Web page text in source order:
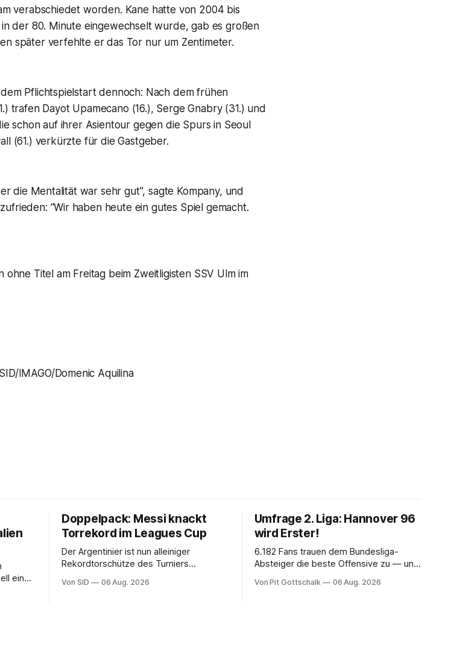
verabschiedet worden. Kane hatte von 2004 bis
der 80. Minute eingewechselt wurde, gab es großen
später verfehlte er das Tor nur um Zentimeter.
Pflichtspielstart dennoch: Nach dem frühen
trafen Dayot Upamecano (16.), Serge Gnabry (31.) und
schon auf ihrer Asientour gegen die Spurs in Seoul
(61.) verkürzte für die Gastgeber.
die Mentalität war sehr gut", sagte Kompany, und
"Wir haben heute ein gutes Spiel gemacht.
ohne Titel am Freitag beim Zweitligisten SSV Ulm im
IMAGO/Domenic Aquilina
eine
Doppelpack: Messi knackt
Torrekord im Leagues Cup
Der Argentinier ist nun alleiniger
Rekordtorschütze des Turniers
nordamerikanischen MLS und der
Von SID 06 Aug. 2026
Umfrage 2. Liga: Hannover 96
wird Erster!
6.182 Fans trauen dem Bundesliga-
Absteiger die beste Offensive zu — und
Der Favorit ist ausgerechnet der größte
Von Pit Gottschalk 06 Aug. 2026